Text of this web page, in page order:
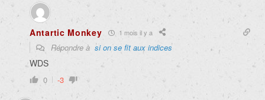
Antartic Monkey 1 mois il y a
Répondre à si on se fit aux indices
WDS
0 -3